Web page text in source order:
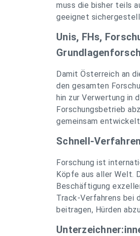
muss die bisher teils
geeignet
Unis, FHs,
Damit Österreich an
den gesamten
hin zur Verwertung in
Forschungsbetrieb
gemeinsam
Schnell-
Forschung ist
Köpfe aus aller Welt.
Beschäftigung
Track-Verfahrens bei
beitragen, Hürden